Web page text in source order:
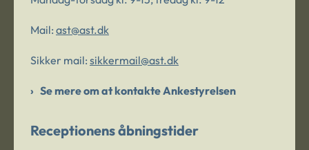
Mail: ast@ast.dk
Sikker mail: sikkermail@ast.dk
Se mere om at kontakte Ankestyrelsen
Receptionens åbningstider